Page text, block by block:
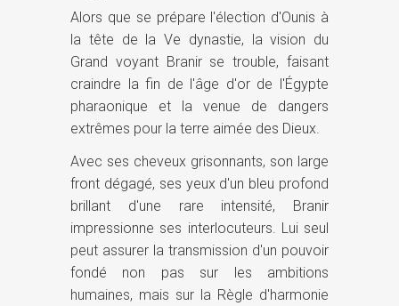
Alors que se prépare l'élection d'Ounis à
la tête de la Ve dynastie, la vision du
Grand voyant Branir se trouble, faisant
craindre la fin de l'âge d'or de l'Égypte
pharaonique et la venue de dangers
extrêmes pour la terre aimée des Dieux.
Avec ses cheveux grisonnants, son large
front dégagé, ses yeux d'un bleu profond
brillant d'une rare intensité, Branir
impressionne ses interlocuteurs. Lui seul
peut assurer la transmission d'un pouvoir
fondé non pas sur les ambitions
humaines, mais sur la Règle d'harmonie